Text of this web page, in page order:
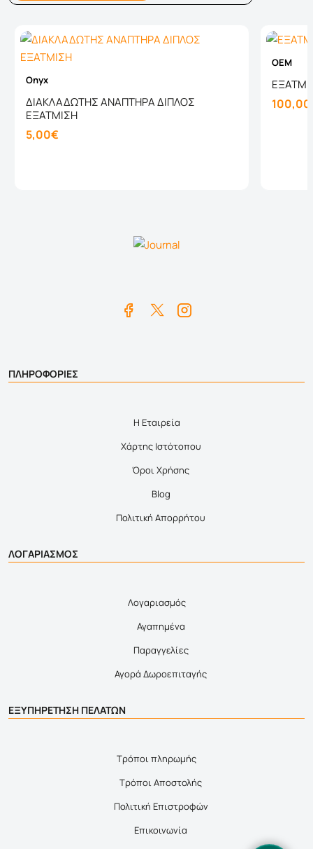
Onyx
ΔΙΑΚΛΑΔΩΤΗΣ ΑΝΑΠΤΗΡΑ ΔΙΠΛΟΣ
ΕΞΑΤΜΙΣΗ
5,00€
OEM
ΠΛΗΡΟΦΟΡΙΕΣ
Η Εταιρεία
Χάρτης Ιστότοπου
Όροι Χρήσης
Blog
Πολιτική Απορρήτου
ΛΟΓΑΡΙΑΣΜΟΣ
Λογαριασμός
Αγαπημένα
Παραγγελίες
Αγορά Δωροεπιταγής
ΕΞΥΠΗΡΕΤΗΣΗ ΠΕΛΑΤΩΝ
Τρόποι πληρωμής
Τρόποι Αποστολής
Πολιτική Επιστροφών
Επικοινωνία